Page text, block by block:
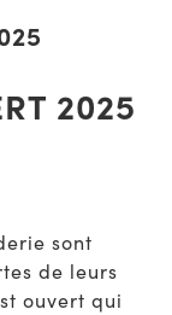
2025
sont
de leurs
ouvert qui